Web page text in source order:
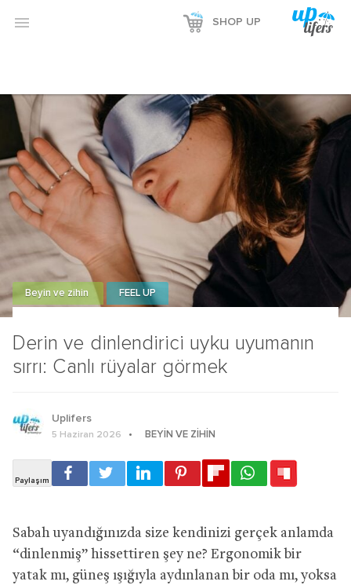
 SHOP UP
Derin ve dinlendirici uyku uyumanın
sırrı: Canlı rüyalar görmek
Beyin ve zihin FEEL UP
Uplifers
5 Haziran 2026 BEYIN VE ZIHIN
Sabah uyandığınızda size kendinizi gerçek anlamda
“dinlenmiş” hissettiren şey ne? Ergonomik bir
yatak mı, güneş ışığıyla aydınlanan bir oda mı, yoksa